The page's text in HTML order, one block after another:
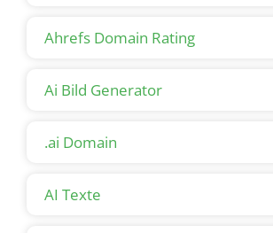
Ahrefs Domain Rating
Ai Bild Generator
.ai Domain
AI Texte